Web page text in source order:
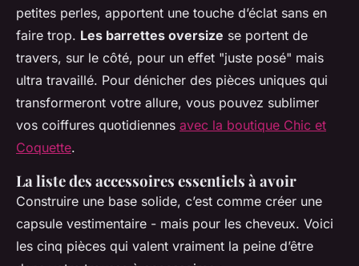
petites perles, apportent une touche d’éclat sans en
faire trop. Les barrettes oversize se portent de
travers, sur le côté, pour un effet "juste posé" mais
ultra travaillé. Pour dénicher des pièces uniques qui
transformeront votre allure, vous pouvez sublimer
vos coiffures quotidiennes avec la boutique Chic et
Coquette.
La liste des accessoires essentiels à avoir
Construire une base solide, c’est comme créer une
capsule vestimentaire - mais pour les cheveux. Voici
les cinq pièces qui valent vraiment la peine d’être